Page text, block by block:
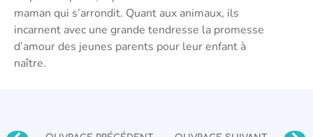
maman qui s’arrondit. Quant aux animaux, ils
incarnent avec une grande tendresse la promesse
d’amour des jeunes parents pour leur enfant à
naître.